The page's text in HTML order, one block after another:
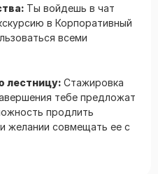
Ты войдешь в чат
в Корпоративный
всеми
лестницу: Стажировка
тебе предложат
продлить
желании совмещать ее с